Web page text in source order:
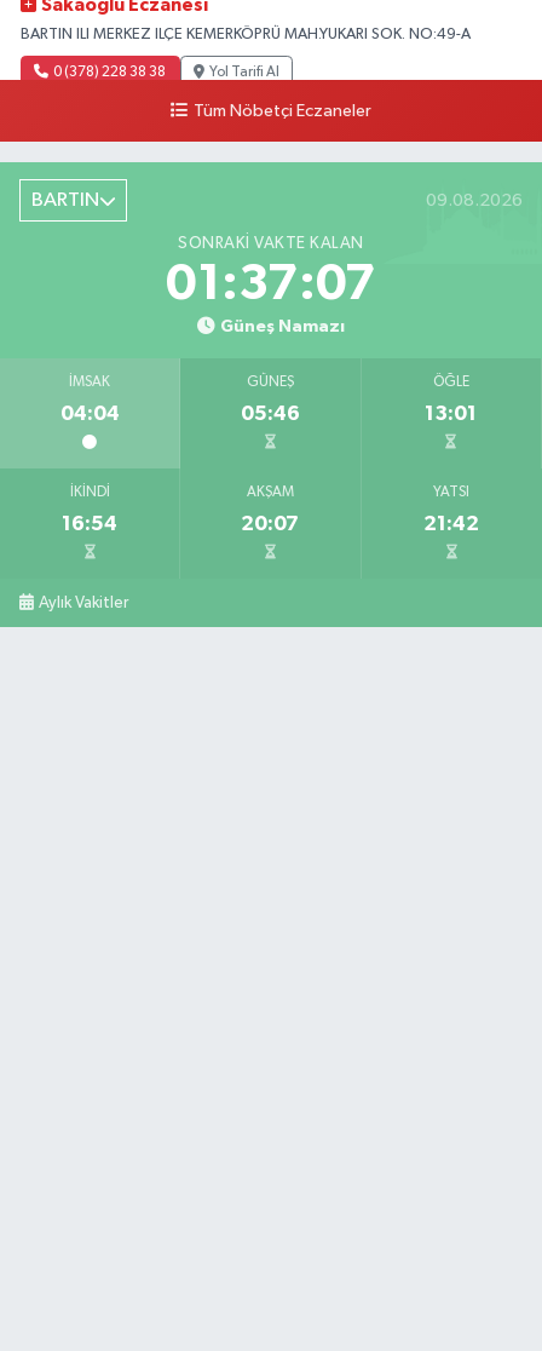
Sakaoglu Eczanesi
BARTIN ILI MERKEZ ILÇE KEMERKÖPRÜ MAH.YUKARI SOK. NO:49-A
0 (378) 228 38 38 Yol Tarifi Al
Tüm Nöbetçi Eczaneler
BARTIN 09.08.2026
SONRAKI VAKTE KALAN
01:37:06
Güneş Namazı
İMSAK
04:04
GÜNEŞ
05:46
ÖĞLE
13:01
İKINDI
16:54
AKŞAM
20:07
YATSI
21:42
Aylık Vakitler